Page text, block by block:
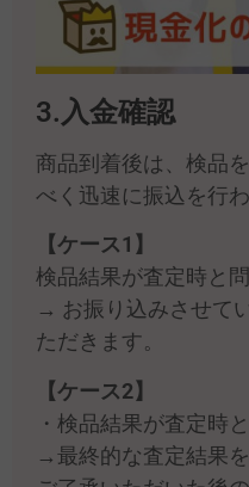
3.入金確認
商品到着後は、検品
べく迅速に振込を行
【ケース1】
検品結果が査定時と
→ お振り込みさせて
ただきます。
【ケース2】
・検品結果が査定時
→最終的な査定結果